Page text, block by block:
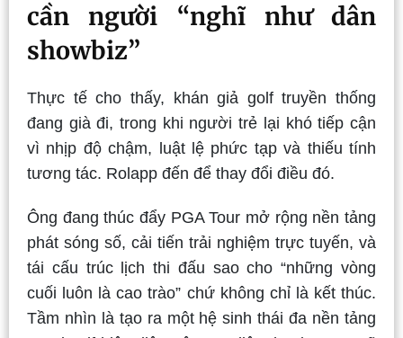
cần người “nghĩ như dân
showbiz”
Thực tế cho thấy, khán giả golf truyền thống
đang già đi, trong khi người trẻ lại khó tiếp cận
vì nhịp độ chậm, luật lệ phức tạp và thiếu tính
tương tác. Rolapp đến để thay đổi điều đó.
Ông đang thúc đẩy PGA Tour mở rộng nền tảng
phát sóng số, cải tiến trải nghiệm trực tuyến, và
tái cấu trúc lịch thi đấu sao cho “những vòng
cuối luôn là cao trào” chứ không chỉ là kết thúc.
Tầm nhìn là tạo ra một hệ sinh thái đa nền tảng